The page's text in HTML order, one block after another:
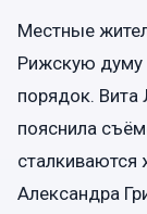
Местные
Рижскую думу
порядок. Вита
пояснила
Александра